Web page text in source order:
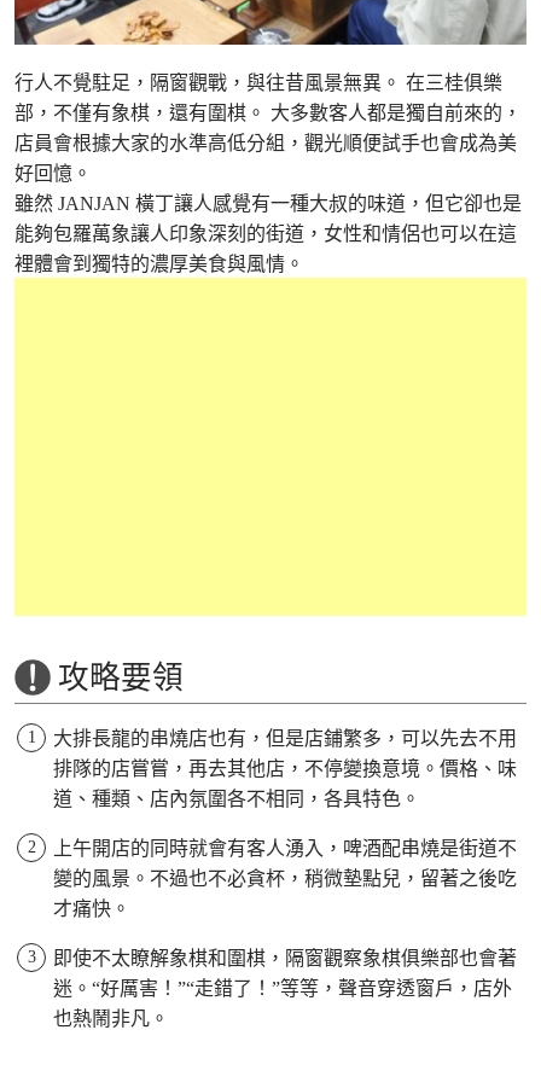
行人不覺駐足，隔窗觀戰，與往昔風景無異。 在三桂俱樂
部，不僅有象棋，還有圍棋。 大多數客人都是獨自前來的，
店員會根據大家的水準高低分組，觀光順便試手也會成為美
好回憶。
雖然 JANJAN 橫丁讓人感覺有一種大叔的味道，但它卻也是
能夠包羅萬象讓人印象深刻的街道，女性和情侶也可以在這
裡體會到獨特的濃厚美食與風情。
攻略要領
大排長龍的串燒店也有，但是店鋪繁多，可以先去不用
排隊的店嘗嘗，再去其他店，不停變換意境。價格、味
道、種類、店內氛圍各不相同，各具特色。
上午開店的同時就會有客人湧入，啤酒配串燒是街道不
變的風景。不過也不必貪杯，稍微墊點兒，留著之後吃
才痛快。
即使不太瞭解象棋和圍棋，隔窗觀察象棋俱樂部也會著
迷。“好厲害！”“走錯了！”等等，聲音穿透窗戶，店外
也熱鬧非凡。